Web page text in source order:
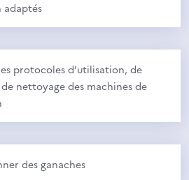
adaptés
protocoles d’utilisation, de
nettoyage des machines de
des ganaches